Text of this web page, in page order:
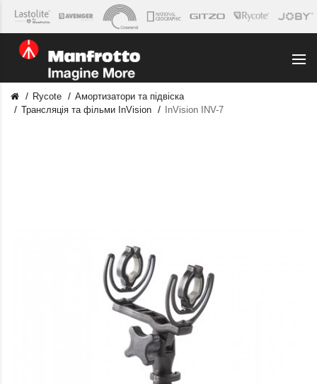
Rycote
Амортизатори та підвіска
Трансляція та фільми InVision
InVision INV-7